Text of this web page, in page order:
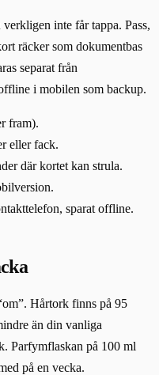
inte får tappa. Pass,
räcker som dokumentbas
separat från
i mobilen som backup.
fram).
eller fack.
där kortet kan strula.
sparat offline.
Hårtork finns på 95
än din vanliga
Parfymflaskan på 100 ml
på en vecka.